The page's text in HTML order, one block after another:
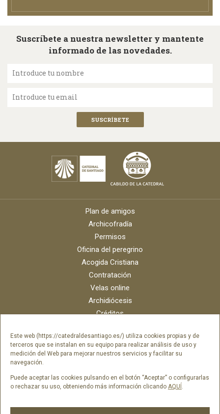
Este web (https://catedraldesantiago.es/) utiliza cookies propias y de
terceros que se instalan en su equipo para realizar análisis de uso y
medición del Web para mejorar nuestros servicios y facilitar su
navegación.
Puede aceptar las cookies pulsando en el botón “Aceptar” o configurarlas
o rechazar su uso, obteniendo más información clicando AQUÍ.
Suscríbete a nuestra newsletter y mantente
informado de las novedades.
Introduce tu nombre
Introduce tu email
Plan de amigos
Archicofradía
Permisos
Oficina del peregrino
Acogida Cristiana
Contratación
Velas online
Archidiócesis
Créditos
Contacto
Portal del empleado SAMI Catedral